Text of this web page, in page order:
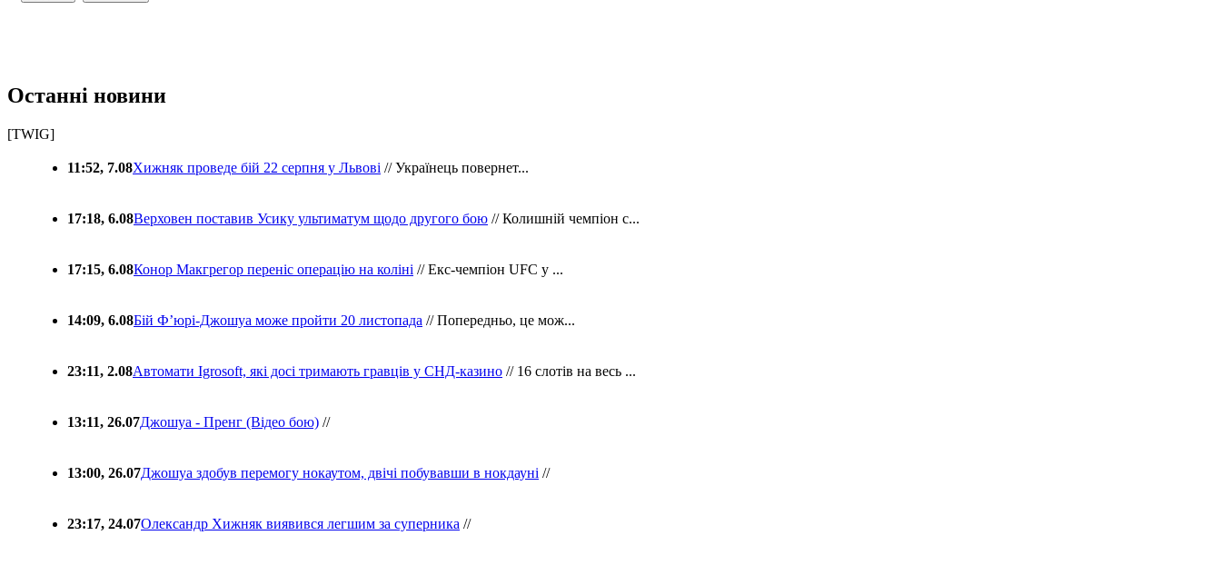
Останні новини
[TWIG]
11:52, 7.08Хижняк проведе бій 22 серпня у Львові // Українець повернет...
17:18, 6.08Верховен поставив Усику ультиматум щодо другого бою // Колишній чемпіон с...
17:15, 6.08Конор Макгрегор переніс операцію на коліні // Екс-чемпіон UFC у ...
14:09, 6.08Бій Ф’юрі-Джошуа може пройти 20 листопада // Попередньо, це мож...
23:11, 2.08Автомати Igrosoft, які досі тримають гравців у СНД-казино // 16 слотів на весь ...
13:11, 26.07Джошуа - Пренг (Відео бою) //
13:00, 26.07Джошуа здобув перемогу нокаутом, двічі побувавши в нокдауні //
23:17, 24.07Олександр Хижняк виявився легшим за суперника //